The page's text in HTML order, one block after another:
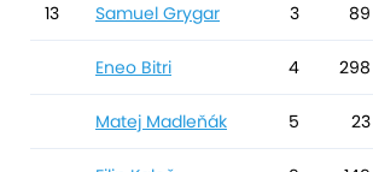
13 Samuel Grygar 3 89
Eneo Bitri 4 298
Matej Madleňák 5 23